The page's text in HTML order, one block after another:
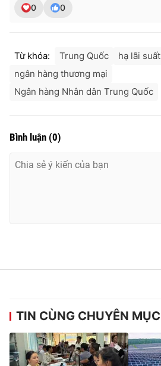
0 0
Từ khóa: Trung Quốc hạ lãi suất
ngân hàng thương mại
Ngân hàng Nhân dân Trung Quốc
Bình luận (0)
TIN CÙNG CHUYÊN MỤC